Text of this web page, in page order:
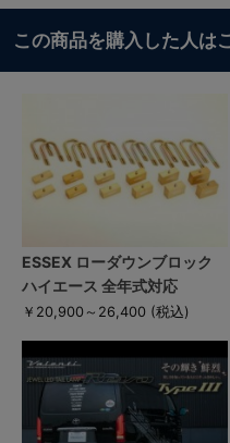
この商品を購入した人は
ESSEX ローダウンブロック
ハイエース 全年式対応
￥20,900～26,400 (税込)